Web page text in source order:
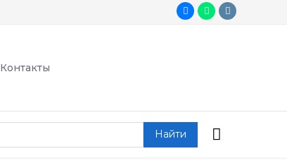
Контакты
Найти